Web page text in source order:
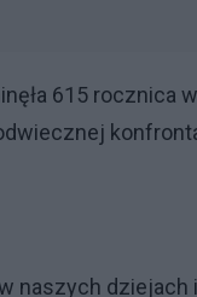
615 rocznica
dziejach